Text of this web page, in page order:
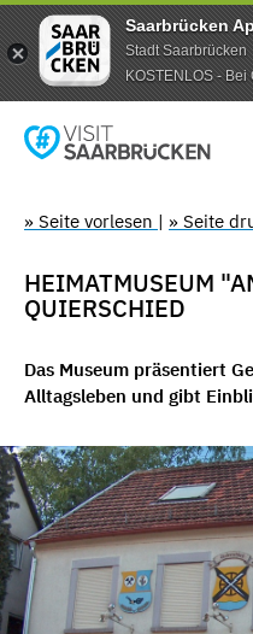
Saarbrücken
Stadt Saarbrücken
KOSTENLOS - Bei
» Seite vorlesen | » Seite
HEIMATMUSEUM
QUIERSCHIED
Das Museum präsentiert
Alltagsleben und gibt